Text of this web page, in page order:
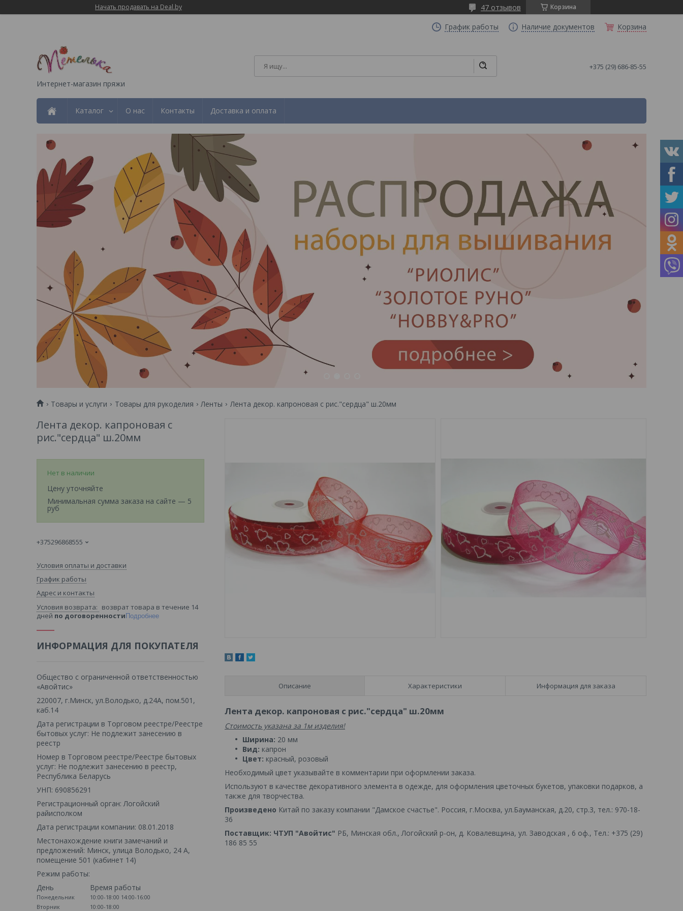
Начать продавать на Deal.by Корзина
47 отзывов
График работы Наличие документов Корзина
Интернет-магазин пряжи
+375 (29) 686-85-55
Каталог О нас Контакты Доставка и оплата
Товары и услуги Товары для рукоделия Ленты Лента декор. капроновая с рис."сердца" ш.20мм
Описание Характеристики Информация для заказа
Лента декор. капроновая с рис."сердца" ш.20мм
Стоимость указана за 1м изделия!
Ширина: 20 мм
Вид: капрон
Цвет: красный, розовый
Необходимый цвет указывайте в комментарии при оформлении заказа.
Используют в качестве декоративного элемента в одежде, для оформления цветочных букетов, упаковки подарков, а
также для творчества.
Произведено Китай по заказу компании "Дамское счастье". Россия, г.Москва, ул.Бауманская, д.20, стр.3, тел.: 970-18-
36
Поставщик: ЧТУП "Авойтис" РБ, Минская обл., Логойский р-он, д. Ковалевщина, ул. Заводская , 6 оф., Тел.: +375 (29)
186 85 55
Лента декор. капроновая с
рис."сердца" ш.20мм
Нет в наличии
Цену уточняйте
Минимальная сумма заказа на сайте — 5
руб
+375296868555
Условия оплаты и доставки
График работы
Адрес и контакты
возврат товара в течение 14
дней по договоренности Подробнее
ИНФОРМАЦИЯ ДЛЯ ПОКУПАТЕЛЯ
Общество с ограниченной ответственностью
«Авойтис»
220007, г.Минск, ул.Володько, д.24А, пом.501,
каб.14
Дата регистрации в Торговом реестре/Реестре
бытовых услуг: Не подлежит занесению в
реестр
Номер в Торговом реестре/Реестре бытовых
услуг: Не подлежит занесению в реестр,
Республика Беларусь
УНП: 690856291
Регистрационный орган: Логойский
райисполком
Дата регистрации компании: 08.01.2018
Местонахождение книги замечаний и
предложений: Минск, улица Володько, 24 А,
помещение 501 (кабинет 14)
Режим работы:
День
Время работы
Понедельник 10:00-18:00 14:00-16:00
Вторник
10:00-18:00